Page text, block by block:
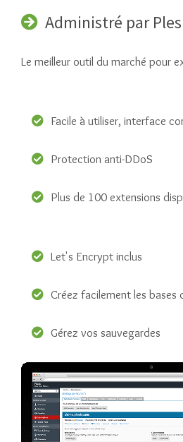
Administré par
Le meilleur outil du marché pour
Facile à utiliser, interface
Protection anti-DDoS
Plus de 100 extensions
Let's Encrypt inclus
Créez facilement les bases
Gérez vos sauvegardes